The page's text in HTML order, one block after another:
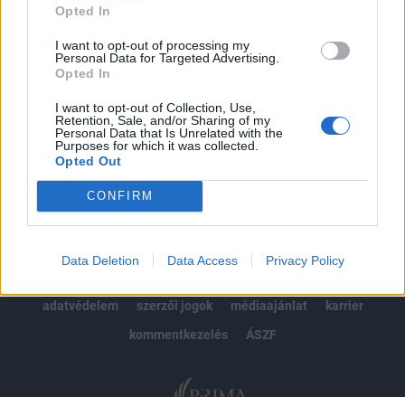
Opted In
I want to opt-out of processing my
Personal Data for Targeted Advertising.
Opted In
I want to opt-out of Collection, Use,
Retention, Sale, and/or Sharing of my
Personal Data that Is Unrelated with the
Purposes for which it was collected.
Opted Out
CONFIRM
Data Deletion Data Access Privacy Policy
Előfizetés
MÁR ELŐFIZETŐNK VAGY?BEJELENTKEZÉS
adatvédelem
szerzői jogok médiaajánlat
karrier
kommentkezelés
ÁSZF